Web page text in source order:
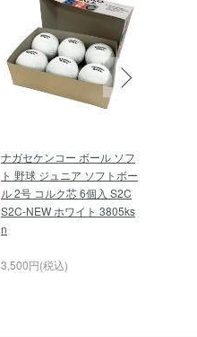
ナガセケンコー ボール ソフ
ト 野球 ジュニア ソフトボー
ル 2号 コルク芯 6個入 S2C
S2C-NEW ホワイト 3805ks
n
3,500円(税込)